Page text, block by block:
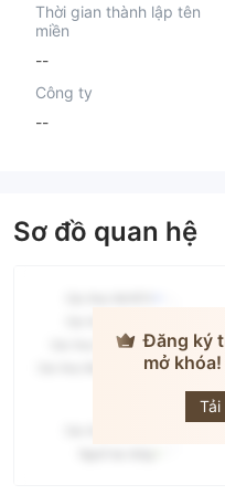
Thời gian thành lập tên
miền
--
Công ty
--
Sơ đồ quan hệ
Đăng ký
mở khóa!